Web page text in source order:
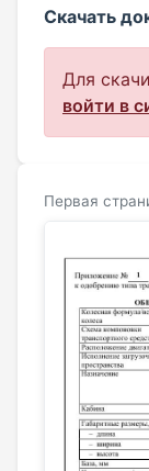
Скачать
Для
войти в
Первая